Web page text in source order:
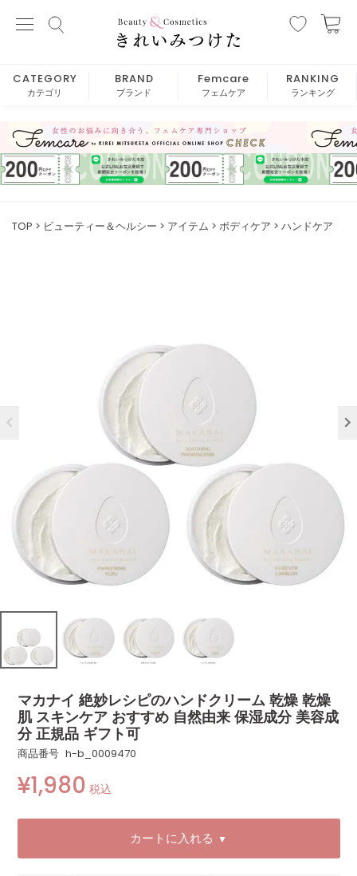
CATEGORY
カテゴリ
BRAND
ブランド
Femcare
フェムケア
RANKING
ランキング
TOP ビューティー＆ヘルシー アイテム ボディケア ハンドケア
マカナイ 絶妙レシピのハンドクリーム 乾燥 乾燥
肌 スキンケア おすすめ 自然由来 保湿成分 美容成
分 正規品 ギフト可
商品番号 h-b_0009470
¥1,980 税込
カートに入れる ▼